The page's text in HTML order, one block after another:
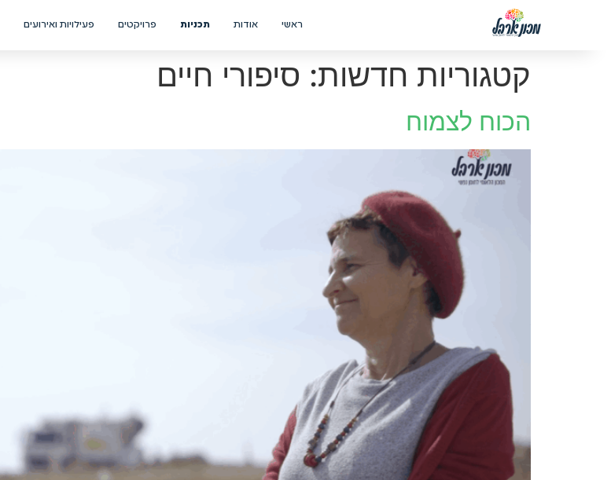
ראשי אודות תכניות פרויקטים פעילויות ואירועים
קטגוריות חדשות: סיפורי חיים
הכוח לצמוח